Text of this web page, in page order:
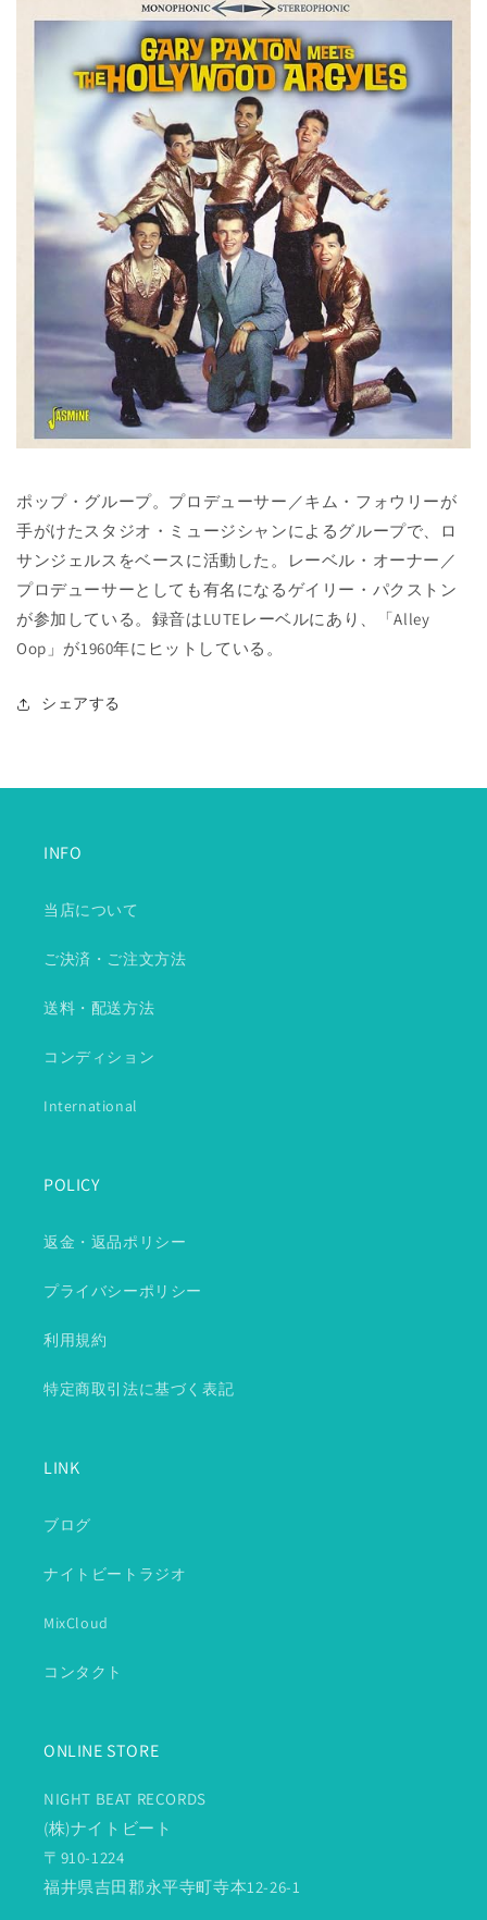
ポップ・グループ。プロデューサー／キム・フォウリーが
手がけたスタジオ・ミュージシャンによるグループで、ロ
サンジェルスをベースに活動した。レーベル・オーナー／
プロデューサーとしても有名になるゲイリー・パクストン
が参加している。録音はLUTEレーベルにあり、「Alley
Oop」が1960年にヒットしている。
シェアする
INFO
当店について
ご決済・ご注文方法
送料・配送方法
コンディション
International
POLICY
返金・返品ポリシー
プライバシーポリシー
利用規約
特定商取引法に基づく表記
LINK
ブログ
ナイトビートラジオ
MixCloud
コンタクト
ONLINE STORE
NIGHT BEAT RECORDS
(株)ナイトビート
〒910-1224
福井県吉田郡永平寺町寺本12-26-1